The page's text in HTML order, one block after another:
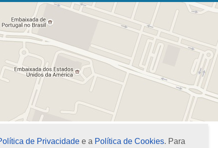
de Privacidade e a Política de Cookies. Para
Lei
Brasileiras de Contabilidade
Normativas
de Notícias
Brasileira de Contabilidade (RBC)
de Suficiência